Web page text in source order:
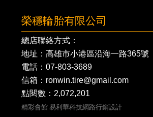
榮穩輪胎有限公司
總店聯絡方式：
地址：高雄市小港區沿海一路365號
電話：07-803-3689
信箱：ronwin.tire@gmail.com
點閱數：2,072,201
精彩會館 易利華科技網路行銷設計